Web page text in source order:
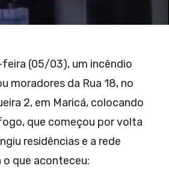
(05/03), um incêndio
moradores da Rua 18, no
2, em Maricá, colocando
que começou por volta
residências e a rede
o que aconteceu: